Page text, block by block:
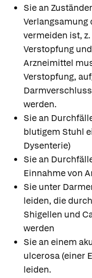
Sie an
Verlangsamung
vermeiden ist,
Verstopfung
Arzneimittel
Verstopfung,
werden.
Sie an
blutigem Stuhl
Dysenterie)
Sie an
Einnahme von
Sie unter
leiden, die
Shigellen und
werden
Sie an einem
ulcerosa (einer
leiden.